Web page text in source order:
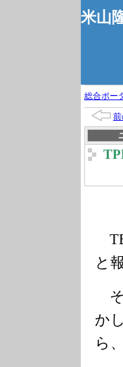
米山
総合ポー
と
そ
か
ら